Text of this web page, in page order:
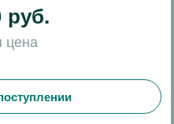
руб.
цена